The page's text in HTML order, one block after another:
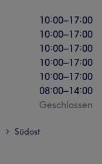
10:00–17:00
10:00–17:00
10:00–17:00
10:00–17:00
10:00–17:00
08:00–14:00
Geschlossen
> Südost